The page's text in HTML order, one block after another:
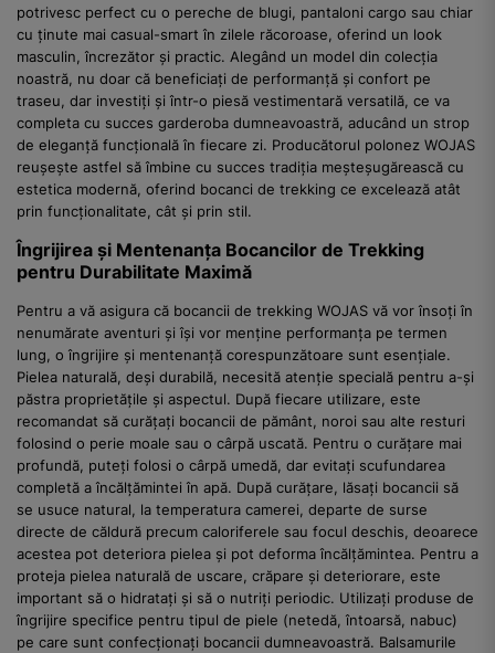
potrivesc perfect cu o pereche de blugi, pantaloni cargo sau chiar
cu ținute mai casual-smart în zilele răcoroase, oferind un look
masculin, încrezător și practic. Alegând un model din colecția
noastră, nu doar că beneficiați de performanță și confort pe
traseu, dar investiți și într-o piesă vestimentară versatilă, ce va
completa cu succes garderoba dumneavoastră, aducând un strop
de eleganță funcțională în fiecare zi. Producătorul polonez WOJAS
reușește astfel să îmbine cu succes tradiția meșteșugărească cu
estetica modernă, oferind bocanci de trekking ce excelează atât
prin funcționalitate, cât și prin stil.
Îngrijirea și Mentenanța Bocancilor de Trekking
pentru Durabilitate Maximă
Pentru a vă asigura că bocancii de trekking WOJAS vă vor însoți în
nenumărate aventuri și își vor menține performanța pe termen
lung, o îngrijire și mentenanță corespunzătoare sunt esențiale.
Pielea naturală, deși durabilă, necesită atenție specială pentru a-și
păstra proprietățile și aspectul. După fiecare utilizare, este
recomandat să curățați bocancii de pământ, noroi sau alte resturi
folosind o perie moale sau o cârpă uscată. Pentru o curățare mai
profundă, puteți folosi o cârpă umedă, dar evitați scufundarea
completă a încălțămintei în apă. După curățare, lăsați bocancii să
se usuce natural, la temperatura camerei, departe de surse
directe de căldură precum caloriferele sau focul deschis, deoarece
acestea pot deteriora pielea și pot deforma încălțămintea. Pentru a
proteja pielea naturală de uscare, crăpare și deteriorare, este
important să o hidratați și să o nutriți periodic. Utilizați produse de
îngrijire specifice pentru tipul de piele (netedă, întoarsă, nabuc)
pe care sunt confecționați bocancii dumneavoastră. Balsamurile